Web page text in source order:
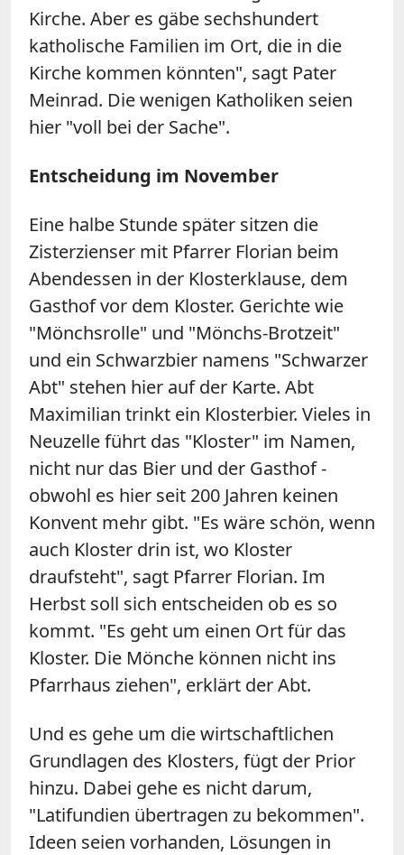
Kirche. Aber es gäbe sechshundert
katholische Familien im Ort, die in die
Kirche kommen könnten", sagt Pater
Meinrad. Die wenigen Katholiken seien
hier "voll bei der Sache".
Entscheidung im November
Eine halbe Stunde später sitzen die
Zisterzienser mit Pfarrer Florian beim
Abendessen in der Klosterklause, dem
Gasthof vor dem Kloster. Gerichte wie
"Mönchsrolle" und "Mönchs-Brotzeit"
und ein Schwarzbier namens "Schwarzer
Abt" stehen hier auf der Karte. Abt
Maximilian trinkt ein Klosterbier. Vieles in
Neuzelle führt das "Kloster" im Namen,
nicht nur das Bier und der Gasthof -
obwohl es hier seit 200 Jahren keinen
Konvent mehr gibt. "Es wäre schön, wenn
auch Kloster drin ist, wo Kloster
draufsteht", sagt Pfarrer Florian. Im
Herbst soll sich entscheiden ob es so
kommt. "Es geht um einen Ort für das
Kloster. Die Mönche können nicht ins
Pfarrhaus ziehen", erklärt der Abt.
Und es gehe um die wirtschaftlichen
Grundlagen des Klosters, fügt der Prior
hinzu. Dabei gehe es nicht darum,
"Latifundien übertragen zu bekommen".
Ideen seien vorhanden, Lösungen in